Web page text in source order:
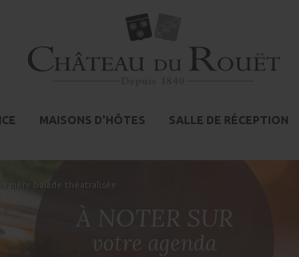
MAISONS D'HÔTES SALLE DE RÉCEPTION
mère balade théatralisée
À NOTER SUR
votre agenda